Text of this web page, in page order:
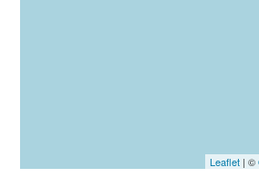
Leaflet| ©